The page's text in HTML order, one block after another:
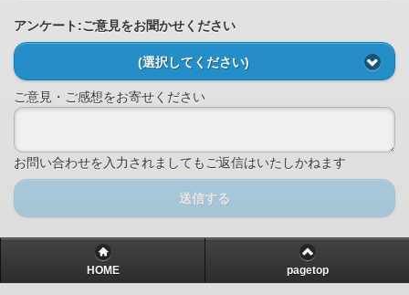
アンケート:ご意見をお聞かせください
(選択してください)
ご意見・ご感想をお寄せください
お問い合わせを入力されましてもご返信はいたしかねます
送信する
HOME pagetop